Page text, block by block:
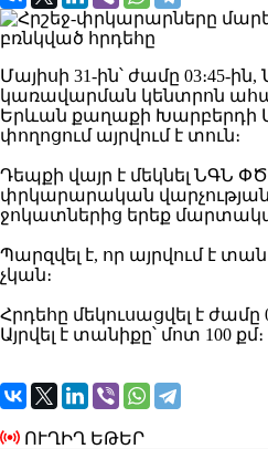
Մայիսի 31-ին՝ ժամը 03։45-
կառավարման կենտրոն
Երևան քաղաքի Խարբերդի
փողոցում այրվում է տուն։
Դեպքի վայր է մեկնել ՆԳՆ
փրկարարական
ջոկատներից երեք
Պարզվել է, որ այրվում է
չկան։
Հրդեհը մեկուսացվել է ժամը
Այրվել է տանիքը՝ մոտ 100 քմ։
ՈՒՂԻՂ ԵԹԵՐ